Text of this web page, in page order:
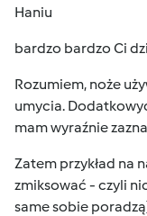
Haniu
bardzo bardzo Ci
Rozumiem, noże
umycia.
mam wyraźnie
Zatem przykład na
zmiksować - czyli
same sobie